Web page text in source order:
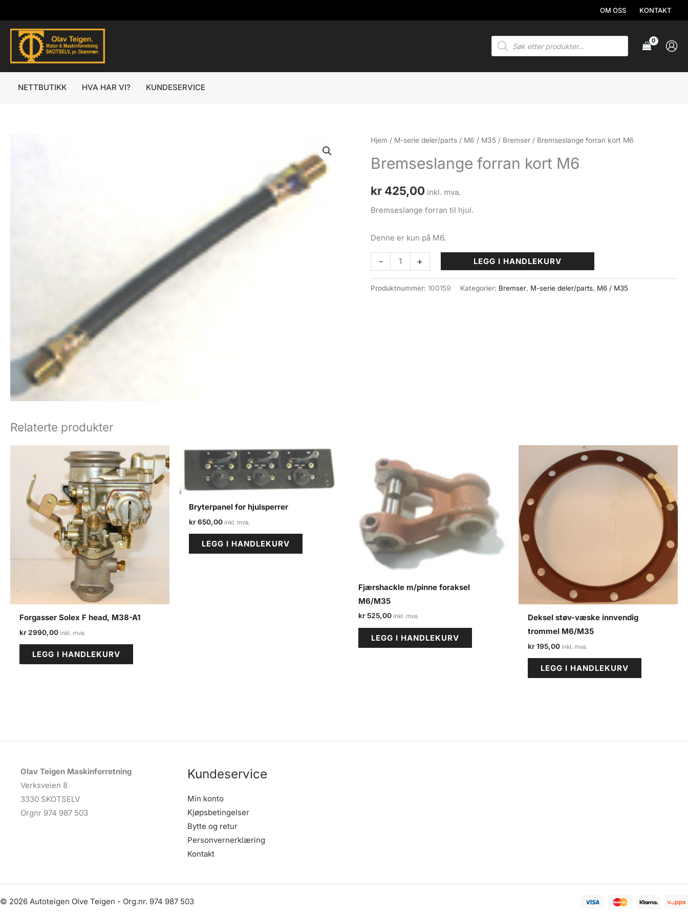
rett
innholdet
OM OSS KONTAKT
Products
search
NETTBUTIKK HVA HAR VI? KUNDESERVICE
Hjem / M-serie deler/parts / M6 / M35 / Bremser / Bremseslange forran kort M6
Bremseslange forran kort M6
kr 425,00 inkl. mva.
Bremseslange forran til hjul.
Denne er kun på M6.
-
Bremseslange
forran
kort
+ LEGG I HANDLEKURV
Produktnummer:100159 Kategorier: Bremser, M-serie deler/parts, M6 / M35
Relaterte produkter
Forgasser Solex F head, M38-A1
kr2990,00
LEGG I HANDLEKURV
Bryterpanel for hjulsperrer
kr650,00
LEGG I HANDLEKURV
Fjærshackle m/pinne foraksel
M6/M35
kr525,00
LEGG I HANDLEKURV
Deksel støv-væske innvendig
trommel M6/M35
kr195,00
LEGG I HANDLEKURV
Olav Teigen Maskinforretning
Verksveien 8
3330 SKOTSELV
Orgnr 974 987 503
Kundeservice
Min konto
Kjøpsbetingelser
Bytte og retur
Personvernerklæring
Kontakt
© 2026 Autoteigen Olve Teigen - Org.nr. 974 987 503